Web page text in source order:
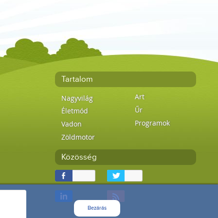
Bezárás
Tartalom
Nagyvilág
Életmód
Vadon
Zöldmotor
Art
Űr
Programok
Közösség